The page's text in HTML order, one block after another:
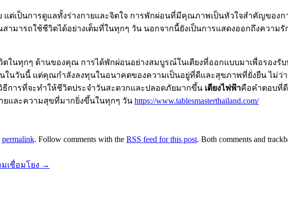
แต่เป็นการดูแลทั้งร่างกายและจิตใจ การพักผ่อนที่มีคุณภาพเป็นหัวใจสำคัญของ
ารถใช้ชีวิตได้อย่างเต็มที่ในทุกๆ วัน นอกจากนี้ยังเป็นการแสดงออกถึงความรั
ตในทุกๆ ด้านของคุณ การได้พักผ่อนอย่างสมบูรณ์ในเตียงที่ออกแบบมาเพื่อรอง
นวันนี้ แต่คุณกำลังลงทุนในอนาคตของความเป็นอยู่ที่ดีและสุขภาพที่ยั่งยืน ไม่ว่
การที่จะทำให้ชีวิตประจำวันสะดวกและปลอดภัยมากขึ้น เตียงไฟฟ้าคือคำตอบที่
ยและความสุขที่มากยิ่งขึ้นในทุกๆ วัน https://www.tablesmasterthailand.com/
permalink. Follow comments with the RSS feed for this post. Both comments and
มเชื่อมโยง →